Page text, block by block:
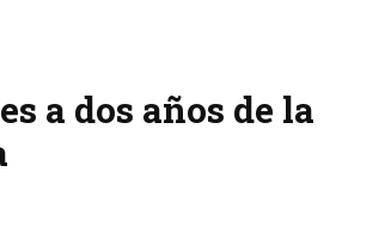
a dos años de la